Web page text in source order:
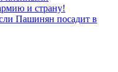
и страну!
Пашинян посадит в